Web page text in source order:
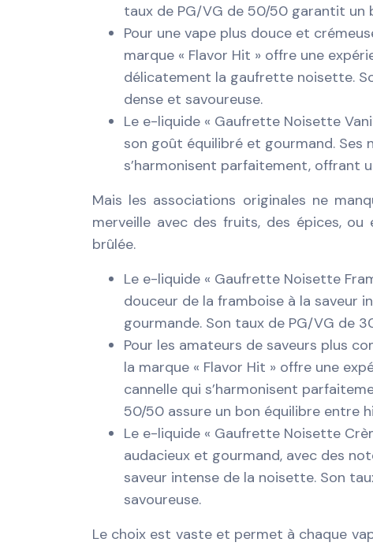
taux de PG/VG de 50/50 garantit
Pour une vape plus douce et
marque « Flavor Hit » offre une
délicatement la gaufrette noisette.
dense et savoureuse.
Le e-liquide « Gaufrette Noisette
son goût équilibré et gourmand. Ses
s’harmonisent parfaitement, offrant
Mais les associations originales ne
merveille avec des fruits, des épices,
brûlée.
Le e-liquide « Gaufrette Noisette
douceur de la framboise à la saveur
gourmande. Son taux de PG/VG de
Pour les amateurs de saveurs plus
la marque « Flavor Hit » offre une
cannelle qui s’harmonisent
50/50 assure un bon équilibre entre
Le e-liquide « Gaufrette Noisette
audacieux et gourmand, avec des
saveur intense de la noisette. Son
savoureuse.
Le choix est vaste et permet à chaque